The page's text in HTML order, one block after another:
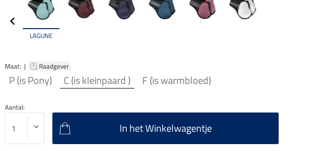
LAGUNE
Maat: | Raadgever
P (is Pony) C (is kleinpaard ) F (is warmbloed)
Aantal:
In het Winkelwagentje